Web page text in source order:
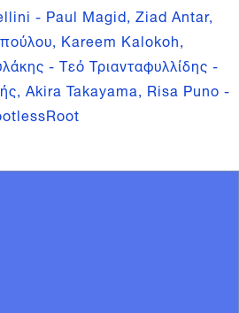
- Paul Magid, Ziad Antar,
Kareem Kalokoh,
- Τεό Τριανταφυλλίδης -
Akira Takayama, Risa Puno -